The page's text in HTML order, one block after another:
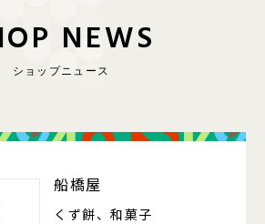
OP NEWS
ショップニュース
船橋屋
くず餅、和菓子